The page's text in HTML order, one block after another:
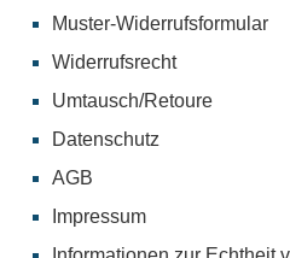
Muster-Widerrufsformular
Widerrufsrecht
Umtausch/Retoure
Datenschutz
AGB
Impressum